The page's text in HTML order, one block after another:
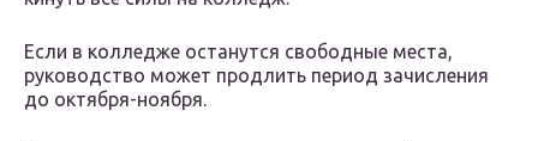
Если в колледже останутся свободные места,
руководство может продлить период зачисления
до октября-ноября.